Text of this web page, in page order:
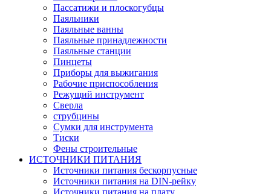
Пассатижи и плоскогубцы
Паяльники
Паяльные ванны
Паяльные принадлежности
Паяльные станции
Пинцеты
Приборы для выжигания
Рабочие приспособления
Режущий инструмент
Сверла
струбцины
Сумки для инструмента
Тиски
Фены строительные
ИСТОЧНИКИ ПИТАНИЯ
Источники питания бескорпусные
Источники питания на DIN-рейку
Источники питания на плату